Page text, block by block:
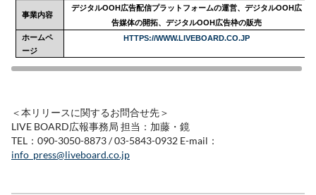
事業内容
デジタルOOH広告配信プラットフォームの運営、デジタルOOH広
告媒体の開拓、デジタルOOH広告枠の販売
ホームペ
ージ
HTTPS://WWW.LIVEBOARD.CO.JP
＜本リリースに関するお問合せ先＞
LIVE BOARD広報事務局 担当：加藤・鏡
TEL：090-3050-8873 / 03-5843-0932 E-mail：
info_press@liveboard.co.jp